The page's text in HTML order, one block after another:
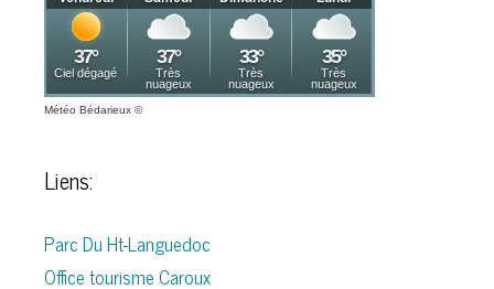
Météo Bédarieux ©
Liens:
Parc Du Ht-Languedoc
Office tourisme Caroux